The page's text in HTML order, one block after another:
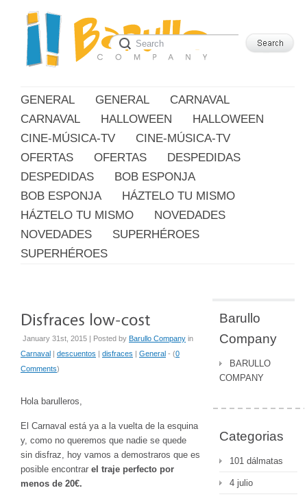
GENERAL GENERAL
CARNAVAL
CARNAVAL
HALLOWEEN
HALLOWEEN
CINE-MÚSICA-TV
CINE-MÚSICA-TV
OFERTAS
OFERTAS
DESPEDIDAS
DESPEDIDAS
BOB ESPONJA
BOB ESPONJA
HÁZTELO TU MISMO
HÁZTELO TU MISMO
NOVEDADES
NOVEDADES
SUPERHÉROES
SUPERHÉROES
January 31st, 2015 | Posted by Barullo Company in
Carnaval | descuentos | disfraces | General - (0
Comments)
Hola barulleros,
El Carnaval está ya a la vuelta de la esquina
y, como no queremos que nadie se quede
sin disfraz, hoy vamos a demostraros que es
posible encontrar el traje perfecto por
menos de 20€.
Barullo
Company
BARULLO
COMPANY
Categorias
101 dálmatas
4 julio